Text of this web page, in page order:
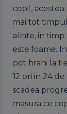
copil,
mai tot
alinte, in timp
este foame.
pot hrani la
12 ori in 24
scadea
masura ce